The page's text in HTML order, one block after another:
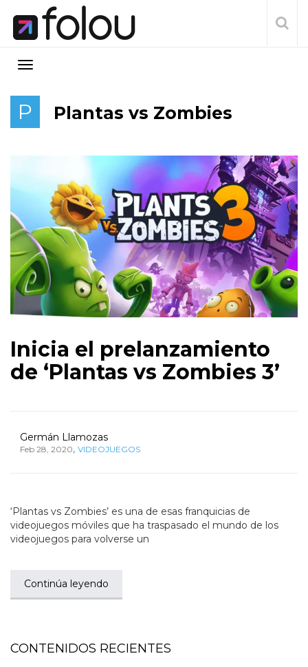
P Plantas vs Zombies
Inicia el prelanzamiento
de ‘Plantas vs Zombies 3’
Germán Llamozas
Feb 28, 2020, VIDEOJUEGOS
‘Plantas vs Zombies’ es una de esas franquicias de
videojuegos móviles que ha traspasado el mundo de los
videojuegos para volverse un
Continúa leyendo
CONTENIDOS RECIENTES